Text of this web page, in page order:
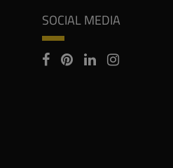
SOCIAL MEDIA